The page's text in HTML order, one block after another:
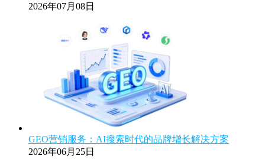
2026年07月08日
GEO营销服务：AI搜索时代的品牌增长解决方案
2026年06月25日